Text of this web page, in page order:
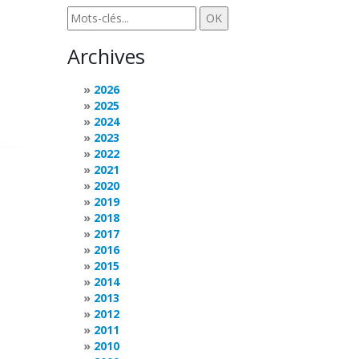
Archives
2026
2025
2024
2023
2022
2021
2020
2019
2018
2017
2016
2015
2014
2013
2012
2011
2010